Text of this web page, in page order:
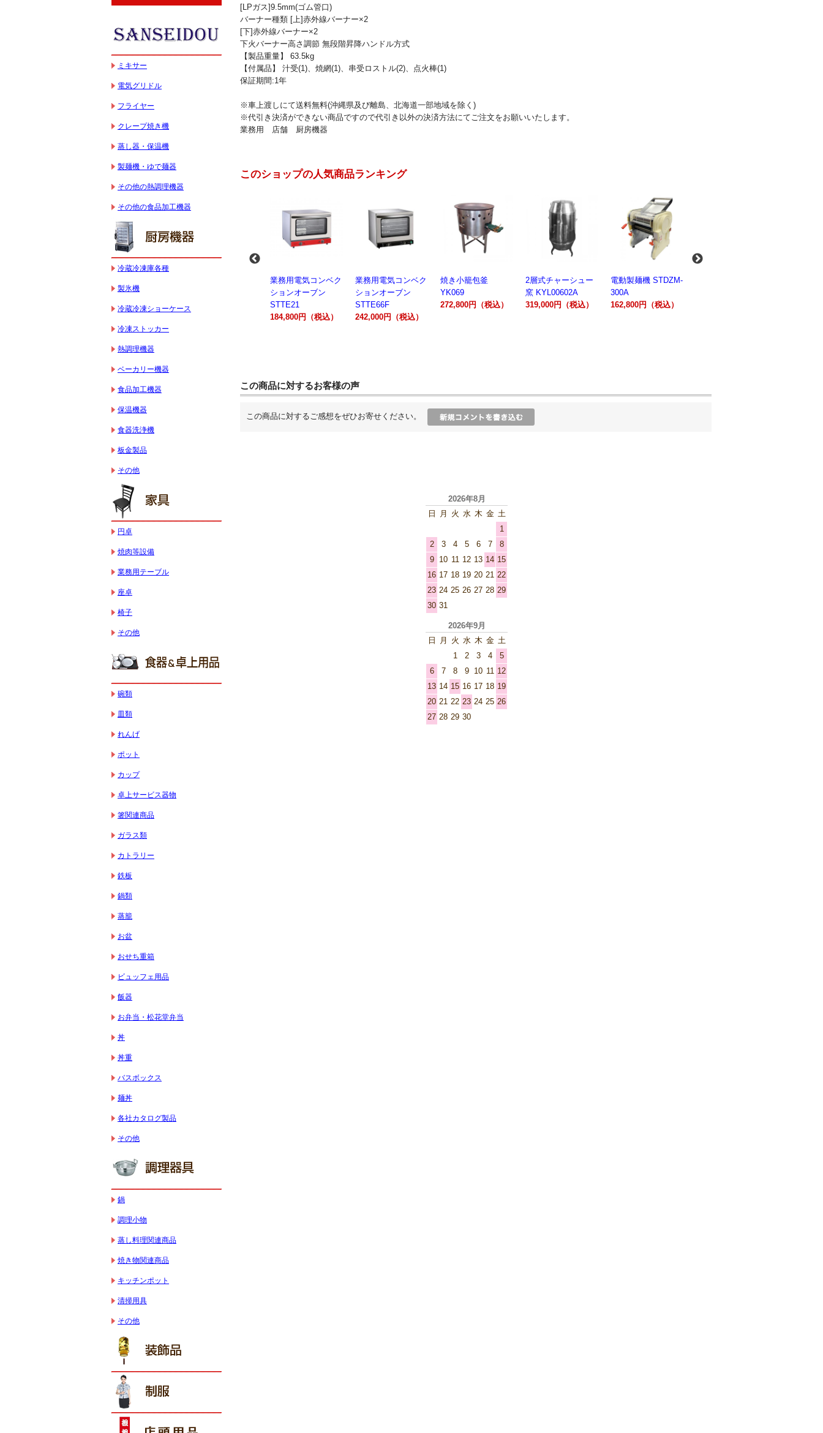
[LPガス]9.5mm(ゴム管口)
バーナー種類 [上]赤外線バーナー×2
[下]赤外線バーナー×2
下火バーナー高さ調節 無段階昇降ハンドル方式
【製品重量】 63.5kg
【付属品】 汁受(1)、焼網(1)、串受ロストル(2)、点火棒(1)
保証期間:1年
※車上渡しにて送料無料(沖縄県及び離島、北海道一部地域を除く)
※代引き決済ができない商品ですので代引き以外の決済方法にてご注文をお願いいたします。
業務用 店舗 厨房機器
このショップの人気商品ランキング
キサー 30L
HTHS30IN
STTE21
業務用電気コンベク
ションオーブン
STTE66F
242,000円（税込）
焼き小籠包釜
YK069
272,800円（税込）
2層式チャーシュー
窯 KYL00602A
319,000円（税込）
電動製麺機 STDZM-
300A
162,800円（税込）
業務用スパイラルミ
キサー 10L
HTHS10INK
この商品に対するお客様の声
この商品に対するご感想をぜひお寄せください。
ミキサー
電気グリドル
フライヤー
クレープ焼き機
蒸し器・保温機
製麺機・ゆで麺器
その他の熱調理機器
その他の食品加工機器
冷蔵冷凍庫各種
製氷機
冷蔵冷凍ショーケース
冷凍ストッカー
熱調理機器
ベーカリー機器
食品加工機器
保温機器
食器洗浄機
板金製品
その他
円卓
焼肉等設備
業務用テーブル
座卓
椅子
その他
碗類
皿類
れんげ
ポット
カップ
卓上サービス器物
箸関連商品
ガラス類
カトラリー
鉄板
鍋類
蒸籠
お盆
おせち重箱
ビュッフェ用品
飯器
お弁当・松花堂弁当
丼
丼重
バスボックス
麺丼
各社カタログ製品
その他
鍋
調理小物
蒸し料理関連商品
焼き物関連商品
キッチンポット
清掃用具
その他
2026年8月
日
月 火 水 木 金 土
1
2
3 4 5 6 7
8
9
10 11 12 13 14 15
16 17 18 19 20 21 22
23 24 25 26 27 28 29
30 31
2026年9月
日
月 火 水 木 金 土
1
2 3 4
5
6
7 8 9 10 11 12
13 14 15 16 17 18 19
20 21 22 23 24 25 26
27 28 29 30